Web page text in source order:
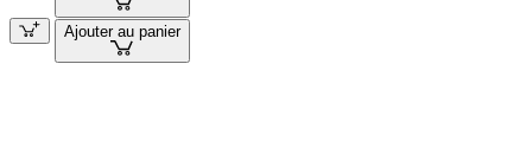
Ajouter au panier